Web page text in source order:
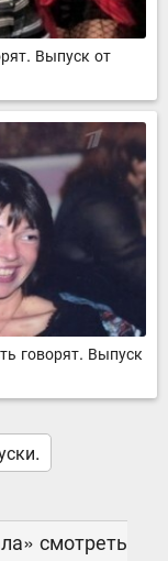
Выпуск от
говорят. Выпуск
смотреть